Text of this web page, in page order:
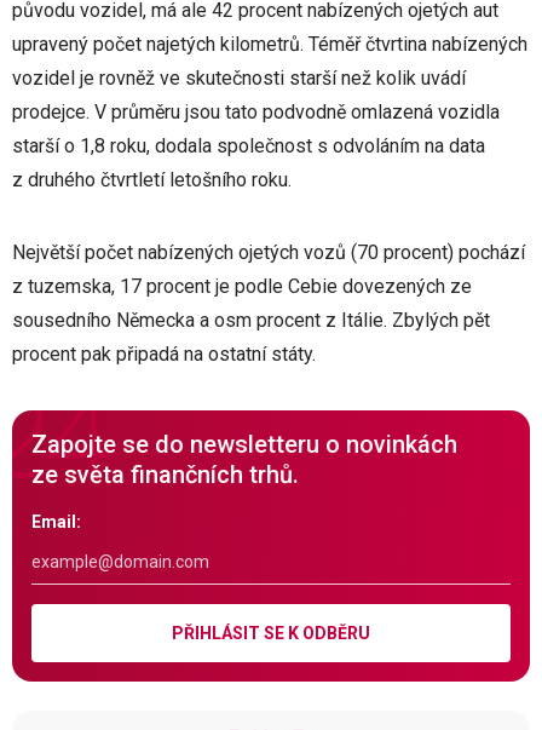
původu vozidel, má ale 42 procent nabízených ojetých aut
upravený počet najetých kilometrů. Téměř čtvrtina nabízených
vozidel je rovněž ve skutečnosti starší než kolik uvádí
prodejce. V průměru jsou tato podvodně omlazená vozidla
starší o 1,8 roku, dodala společnost s odvoláním na data
z druhého čtvrtletí letošního roku.
Největší počet nabízených ojetých vozů (70 procent) pochází
z tuzemska, 17 procent je podle Cebie dovezených ze
sousedního Německa a osm procent z Itálie. Zbylých pět
procent pak připadá na ostatní státy.
Zapojte se do newsletteru o novinkách
ze světa finančních trhů.
Email:
PŘIHLÁSIT SE K ODBĚRU